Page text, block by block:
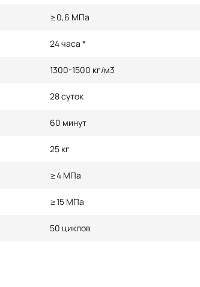
≥0,6 МПа
24 часа *
1300-1500 кг/м3
28 суток
60 минут
25 кг
≥4 МПа
≥15 МПа
50 циклов